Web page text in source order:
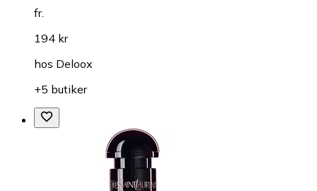
fr.
194 kr
hos Deloox
+5 butiker